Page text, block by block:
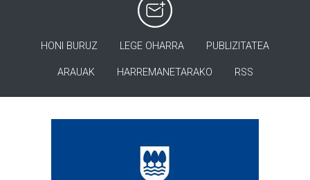
HONI BURUZ LEGE OHARRA PUBLIZITATEA
ARAUAK HARREMANETARAKO RSS